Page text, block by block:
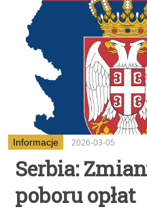
Informacje 2026-03-05
Serbia:
poboru opłat